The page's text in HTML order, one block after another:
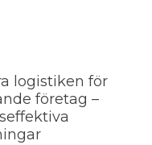
logistiken för
företag –